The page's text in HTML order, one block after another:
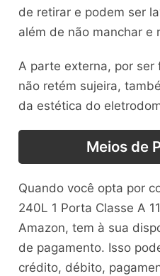
de retirar e podem ser
além de não manchar e
A parte externa, por
não retém sujeira,
da estética do
Meios de
Quando você opta por
240L 1 Porta Classe A
Amazon, tem à sua
de pagamento. Isso
crédito, débito,